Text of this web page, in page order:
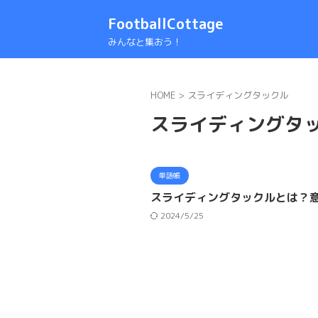
FootballCottage
みんなと集おう！
HOME > スライディングタックル
スライディングタ
単語帳
スライディングタックルとは？
2024/5/25